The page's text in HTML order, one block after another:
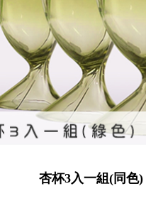
杏杯3入一組(同色)